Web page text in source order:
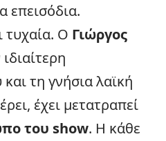
επεισόδια.
τυχαία. Ο Γιώργος
τη γνήσια λαϊκή
έχει μετατραπεί
του show. Η κάθε